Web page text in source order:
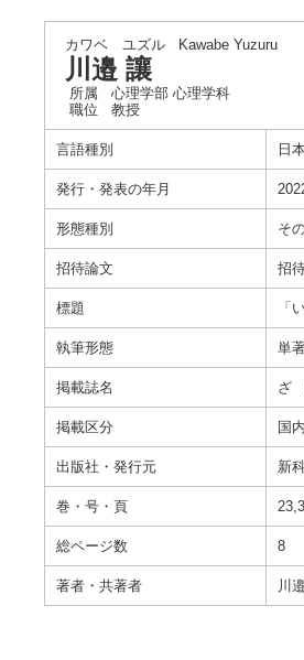
カワベ ユズル Kawabe Yuzuru
川邉 讓
所属
心理学部 心理学科
職位
教授
言語種別 日
発行・発表の年月
形態種別 そ
招待論文 招
標題 「
執筆形態 単
掲載誌名 ざ
掲載区分 国内
出版社・発行元 新
巻・号・頁
総ページ数 8
著者・共著者 川